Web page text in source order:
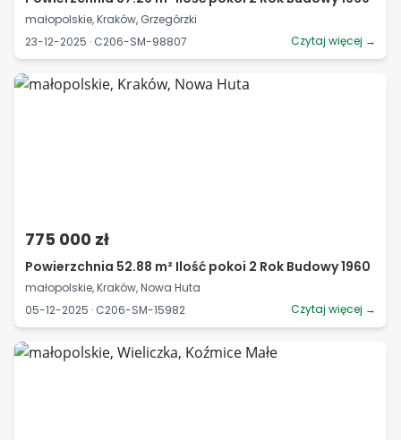
małopolskie, Kraków, Grzegórzki
23-12-2025 · C206-SM-98807
Czytaj więcej →
775 000 zł
Powierzchnia 52.88 m² Ilość pokoi 2 Rok Budowy 1960
małopolskie, Kraków, Nowa Huta
05-12-2025 · C206-SM-15982
Czytaj więcej →